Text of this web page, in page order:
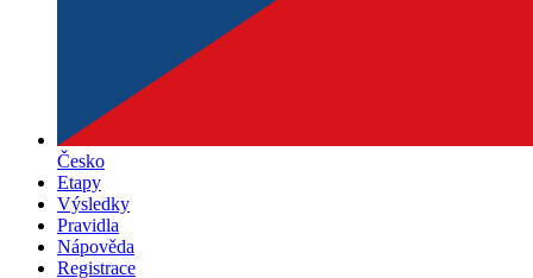
Česko
Etapy
Výsledky
Pravidla
Nápověda
Registrace